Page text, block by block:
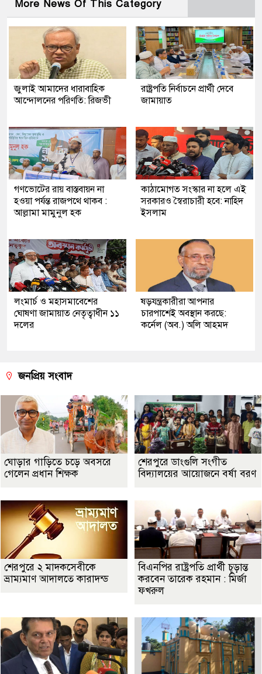
More News Of This Category
জুলাই আমাদের ধারাবাহিক
আন্দোলনের পরিণতি: রিজভী
রাষ্ট্রপতি নির্বাচনে প্রার্থী দেবে
জামায়াত
গণভোটের রায় বাস্তবায়ন না
হওয়া পর্যন্ত রাজপথে থাকব :
আল্লামা মামুনুল হক
কাঠামোগত সংস্কার না হলে এই
সরকারও স্বৈরাচারী হবে: নাহিদ
ইসলাম
লংমার্চ ও মহাসমাবেশের
ঘোষণা জামায়াত নেতৃত্বাধীন ১১
দলের
ষড়যন্ত্রকারীরা আপনার
চারপাশেই অবস্থান করছে:
কর্নেল (অব.) অলি আহমদ
জনপ্রিয় সংবাদ
ঘোড়ার গাড়িতে চড়ে অবসরে
গেলেন প্রধান শিক্ষক
শেরপুরে ডাংগুলি সংগীত
বিদ্যালয়ের আয়োজনে বর্ষা বরণ
শেরপুরে ২ মাদকসেবীকে
ভ্রাম্যমাণ আদালতে কারাদন্ড
বিএনপির রাষ্ট্রপতি প্রার্থী চূড়ান্ত
করবেন তারেক রহমান : মির্জা
ফখরুল